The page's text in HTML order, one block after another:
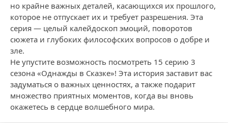
но крайне важных деталей, касающихся их прошлого,
которое не отпускает их и требует разрешения. Эта
серия — целый калейдоскоп эмоций, поворотов
сюжета и глубоких философских вопросов о добре и
зле.
Не упустите возможность посмотреть 15 серию 3
сезона «Однажды в Сказке»! Эта история заставит вас
задуматься о важных ценностях, а также подарит
множество приятных моментов, когда вы вновь
окажетесь в сердце волшебного мира.